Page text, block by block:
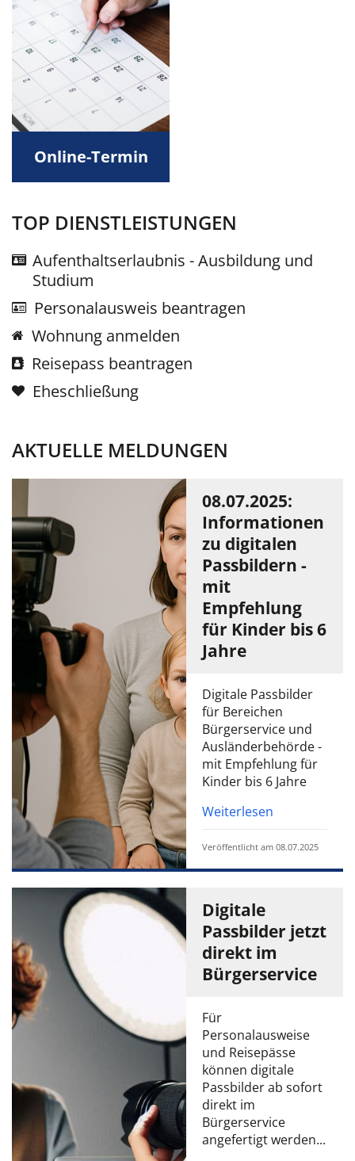
Online-Termin
TOP DIENSTLEISTUNGEN
Aufenthaltserlaubnis - Ausbildung und
Studium
Personalausweis beantragen
Wohnung anmelden
Reisepass beantragen
Eheschließung
AKTUELLE MELDUNGEN
08.07.2025:
Informationen
zu digitalen
Passbildern -
mit
Empfehlung
für Kinder bis 6
Jahre
Digitale Passbilder
für Bereichen
Bürgerservice und
Ausländerbehörde -
mit Empfehlung für
Kinder bis 6 Jahre
Weiterlesen
Veröffentlicht am 08.07.2025
Digitale
Passbilder jetzt
direkt im
Bürgerservice
Für
Personalausweise
und Reisepässe
können digitale
Passbilder ab sofort
direkt im
Bürgerservice
angefertigt werden...